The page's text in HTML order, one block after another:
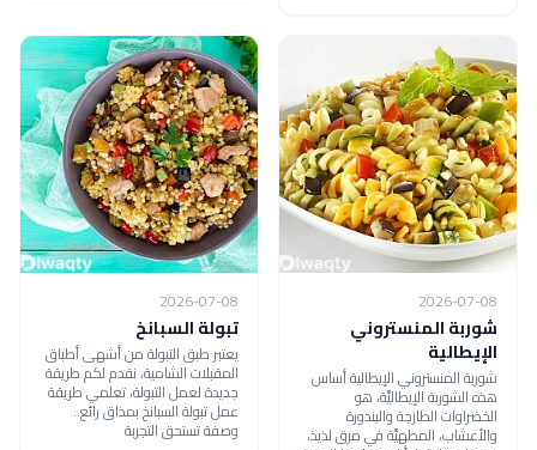
2026-07-08
شوربة المنستروني
الإيطالية
شوربة المنستروني الإيطالية أساس
هذه الشوربة الإيطاليَّة، هو
الخضراوات الطازجة والبندورة
والأعشاب، المطهيَّة في مرق لذيذ،
2026-07-08
تبولة السبانخ
يعتبر طبق التبولة من أشهى أطباق
المقبلات الشامية، نقدم لكم طريقة
جديدة لعمل التبولة، تعلمي طريقة
عمل تبولة السبانخ بمذاق رائع..
وصفة تستحق التجربة